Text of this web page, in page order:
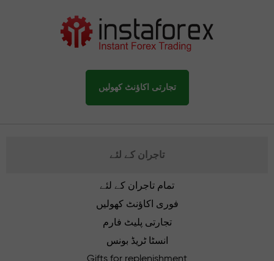
تجارتی اکاؤنٹ کھولیں
تاجران کے لئے
تمام تاجران کے لئے
فوری اکاؤنٹ کھولیں
تجارتی پلیٹ فارم
انسٹا ٹریڈ بونس
Gifts for replenishment